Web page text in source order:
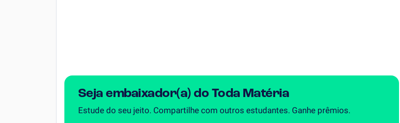
Seja embaixador(a) do Toda Matéria
Estude do seu jeito. Compartilhe com outros estudantes. Ganhe prêmios.